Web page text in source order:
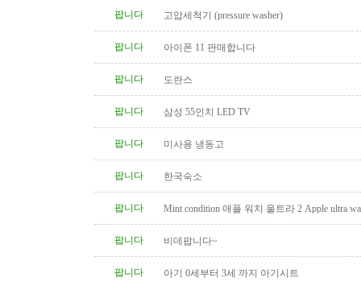
팝니다 고압세척기 (pressure washer)
팝니다 아이폰 11 판매합니다
팝니다 도란스
팝니다 삼성 55인치 LED TV
팝니다 미사용 냉동고
팝니다 한국숙소
팝니다 Mint condition 애플 워치 울트라 2 Apple ultra
팝니다 비데팝니다~
팝니다 아기 0세부터 3세 까지 아기시트